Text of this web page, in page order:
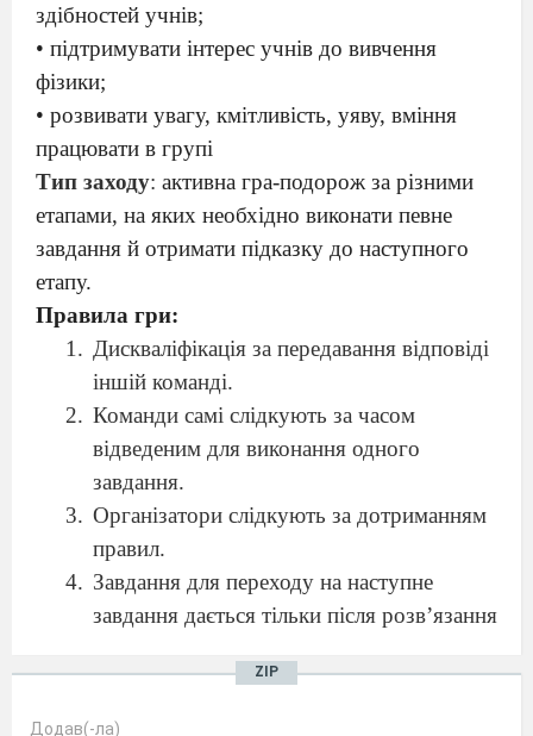
здібностей учнів;
• підтримувати інтерес учнів до вивчення
фізики;
• розвивати увагу, кмітливість, уяву, вміння
працювати в групі
Тип заходу: активна гра-подорож за різними
етапами, на яких необхідно виконати певне
завдання й отримати підказку до наступного
етапу.
Правила гри:
Дискваліфікація за передавання відповіді
іншій команді.
Команди самі слідкують за часом
відведеним для виконання одного
завдання.
Організатори слідкують за дотриманням
правил.
Завдання для переходу на наступне
завдання дається тільки після розв’язання
після відведеного для виконання
завдання часу.
ZIP
Додав(-ла)